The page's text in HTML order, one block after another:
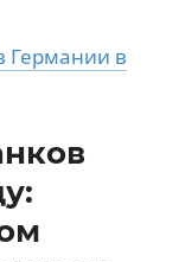
Германии в